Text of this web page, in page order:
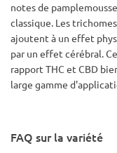
notes de
classique. Les
ajoutent à un effet
par un effet cérébral.
rapport THC et CBD
large gamme
FAQ sur la variété